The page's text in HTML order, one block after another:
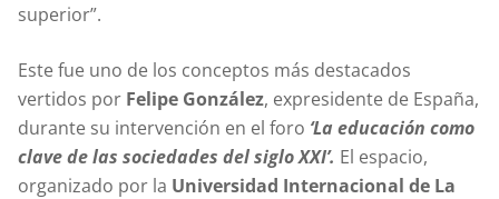
superior”.
Este fue uno de los conceptos más destacados
vertidos por Felipe González, expresidente de España,
durante su intervención en el foro ‘La educación como
clave de las sociedades del siglo XXI’. El espacio,
organizado por la Universidad Internacional de La